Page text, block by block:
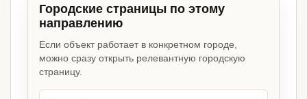
Городские страницы по этому
направлению
Если объект работает в конкретном городе,
можно сразу открыть релевантную городскую
страницу.